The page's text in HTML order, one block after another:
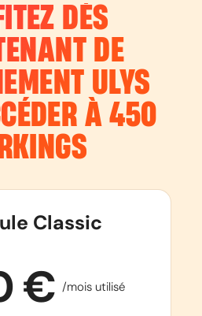
DÈS
DE
ULYS
À 450
Classic
€ /mois utilisé